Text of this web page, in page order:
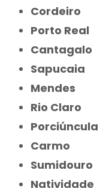
Cordeiro
Porto Real
Cantagalo
Sapucaia
Mendes
Rio Claro
Porciúncula
Carmo
Sumidouro
Natividade